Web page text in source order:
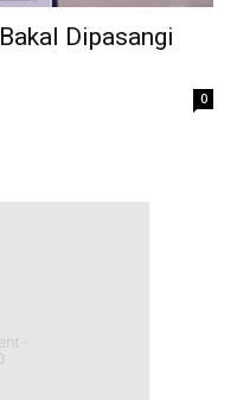
Dipasangi
0